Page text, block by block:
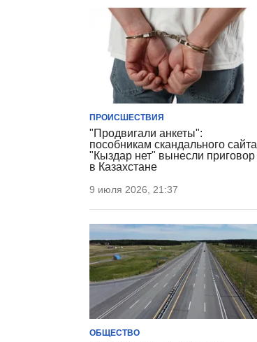
ПРОИСШЕСТВИЯ
"Продвигали анкеты":
пособникам скандального сайта
"Кыздар нет" вынесли приговор
в Казахстане
9 июля 2026, 21:37
ОБЩЕСТВО